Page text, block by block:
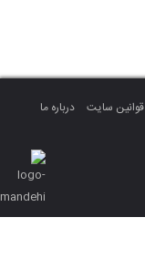
قوانین سایت
درباره ما